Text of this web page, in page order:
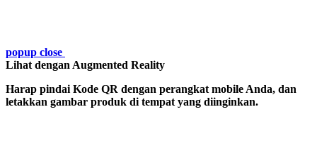
popup close
Lihat dengan Augmented Reality
Harap pindai Kode QR dengan perangkat mobile Anda, dan
letakkan gambar produk di tempat yang diinginkan.